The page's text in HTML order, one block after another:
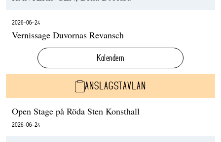
2026-06-24
Vernissage Duvornas Revansch
Kalendern
ANSLAGSTAVLAN
Open Stage på Röda Sten Konsthall
2026-06-24